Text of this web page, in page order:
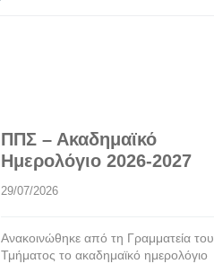
ΠΠΣ – Ακαδημαϊκό
Ημερολόγιο 2026-2027
29/07/2026
Ανακοινώθηκε από τη Γραμματεία του
Τμήματος το ακαδημαϊκό ημερολόγιο